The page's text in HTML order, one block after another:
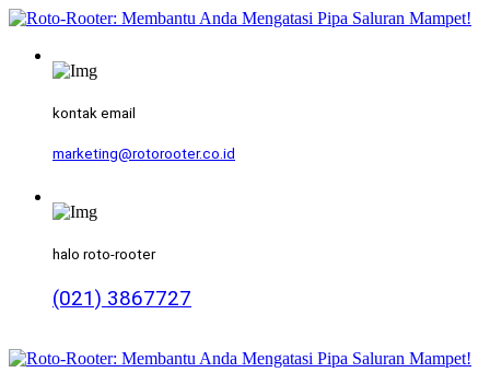
kontak email
marketing@rotorooter.co.id
halo roto-rooter
(021) 3867727